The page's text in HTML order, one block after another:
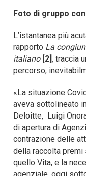
Foto di gruppo
L’istantanea più
rapporto La
italiano [2] ,traccia
percorso,
«La situazione
aveva sottolineato
Deloitte, Luigi
di apertura di
contrazione delle
della raccolta premi
quello Vita, e la
agenziale, oggi